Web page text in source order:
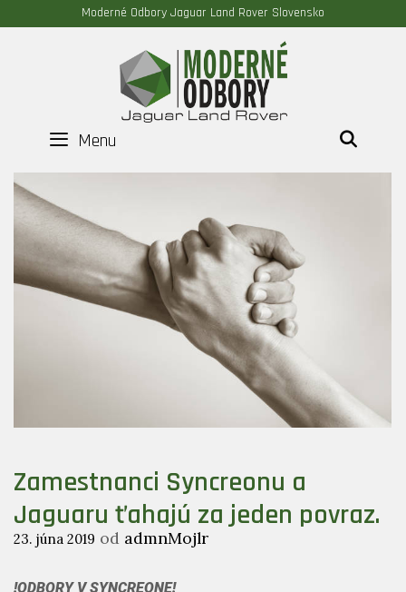
Moderné Odbory Jaguar Land Rover Slovensko
Menu
Zamestnanci Syncreonu a
Jaguaru ťahajú za jeden povraz.
23. júna 2019 od admnMojlr
!ODBORY V SYNCREONE!